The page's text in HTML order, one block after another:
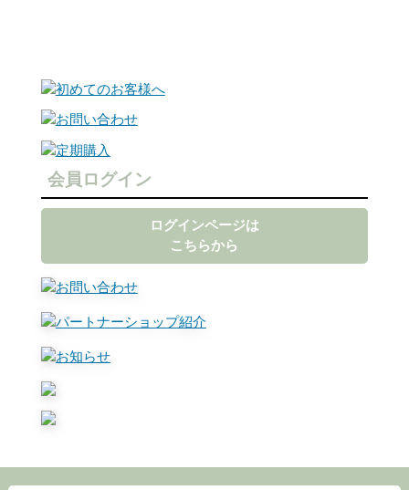
会員ログイン
ログインページは
こちらから